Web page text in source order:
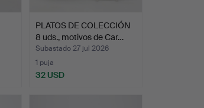
PLATOS DE COLECCIÓN
8 uds., motivos de Car…
Subastado 27 jul 2026
1 puja
32 USD